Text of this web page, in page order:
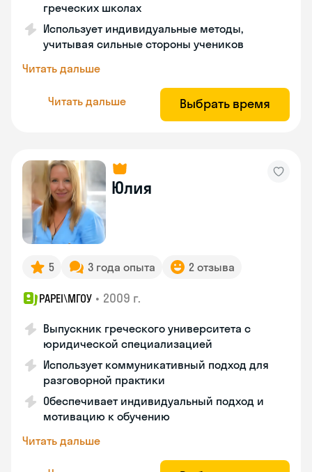
греческих школах
Использует индивидуальные методы,
учитывая сильные стороны учеников
Читать дальше
Читать дальше Выбрать время
Юлия
5 3 года опыта 2 отзыва
PAPEI\MГОУ • 2009 г.
Выпускник греческого университета с
юридической специализацией
Использует коммуникативный подход для
разговорной практики
Обеспечивает индивидуальный подход и
мотивацию к обучению
Читать дальше